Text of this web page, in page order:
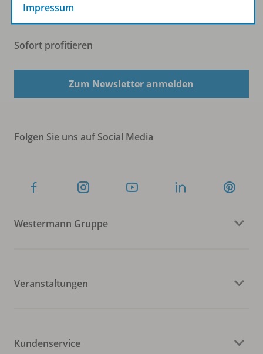
Sofort profitieren
Zum Newsletter anmelden
Folgen Sie uns auf Social Media
Westermann Gruppe
Veranstaltungen
Kundenservice
Impressum